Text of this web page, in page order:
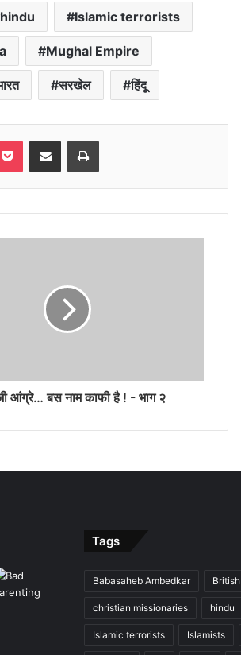
hindu Islamic terrorists
Mughal Empire
सरखेल हिंदू
Pocket Share via Email Print
आंग्रे… बस नाम काफी है ! - भाग २
Tags
Babasaheb Ambedkar British
christian missionaries hindu
Islamic terrorists Islamists